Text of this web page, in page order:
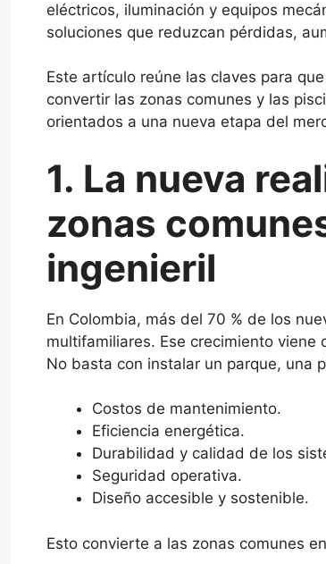
eléctricos, iluminación y equipos
soluciones que reduzcan pérdidas,
Este artículo reúne las claves para
convertir las zonas comunes y las
orientados a una nueva etapa del
1. La nueva
zonas
ingenieril
En Colombia, más del 70 % de los
multifamiliares. Ese crecimiento viene
No basta con instalar un parque, una
Costos de mantenimiento.
Eficiencia energética.
Durabilidad y calidad de los
Seguridad operativa.
Diseño accesible y sostenible.
Esto convierte a las zonas comunes